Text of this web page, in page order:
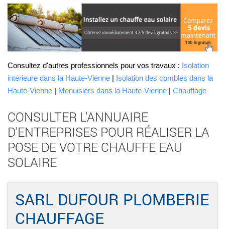
Consultez d'autres professionnels pour vos travaux : Isolation
intérieure dans la Haute-Vienne | Isolation des combles dans la
Haute-Vienne | Menuisiers dans la Haute-Vienne | Chauffage
CONSULTER L'ANNUAIRE
D'ENTREPRISES POUR RÉALISER LA
POSE DE VOTRE CHAUFFE EAU
SOLAIRE
SARL DUFOUR PLOMBERIE
CHAUFFAGE